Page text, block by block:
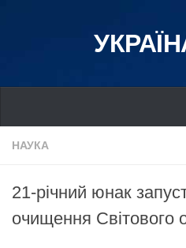
Україна
Дніпро
Львів
НАУКА
21-річний юнак
очищення Світового